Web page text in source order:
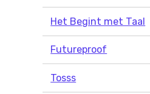
Het Begint met Taal
Futureproof
Tosss